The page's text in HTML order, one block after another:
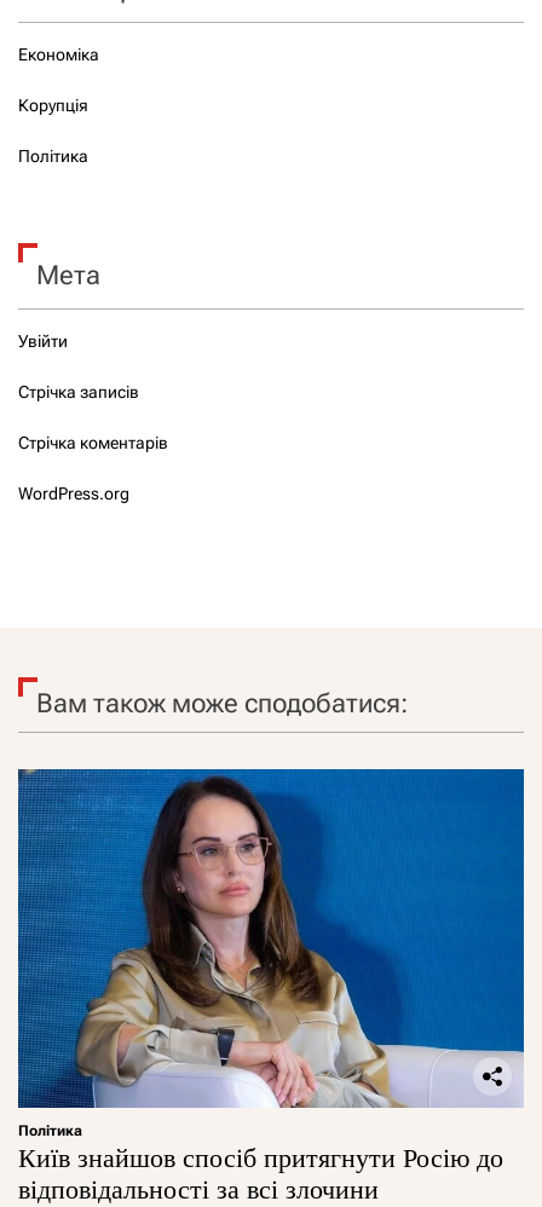
Економіка
Корупція
Політика
Мета
Увійти
Стрічка записів
Стрічка коментарів
WordPress.org
Вам також може сподобатися:
Політика
Київ знайшов спосіб притягнути Росію до
відповідальності за всі злочини